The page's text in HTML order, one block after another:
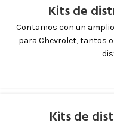
Kits de
Contamos con un
para Chevrolet, tantos
Kits de